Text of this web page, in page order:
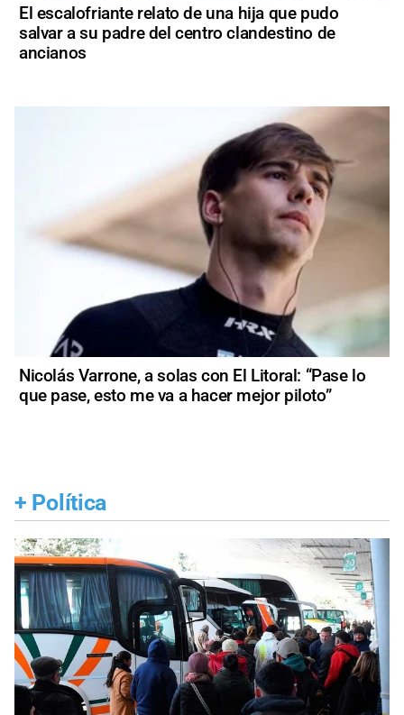
El escalofriante relato de una hija que pudo
salvar a su padre del centro clandestino de
ancianos
Nicolás Varrone, a solas con El Litoral: “Pase lo
que pase, esto me va a hacer mejor piloto”
+ Política